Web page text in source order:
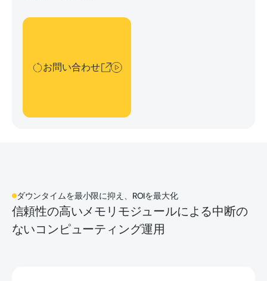
お問い合わせ
お問い合わせ
ダウンタイムを最小限に抑え、ROIを最大化
信頼性の高いメモリモジュールによる中断の
ないコンピューティング運用